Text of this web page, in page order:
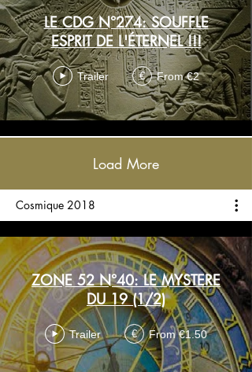
LE CDG N°274: SOUFFLE
ESPRIT DE L'ÉTERNEL !!!
Trailer € From €2
Load More
Cosmique 2018
ZONE 52 N°40: LE MYSTERE
DU 19 (1/2)
Trailer € From €1.50